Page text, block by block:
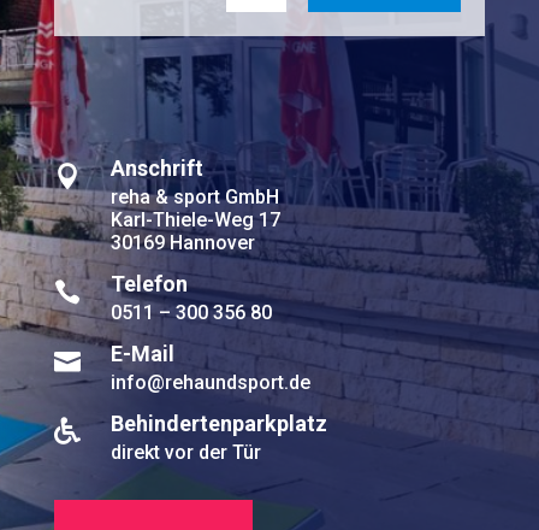
 Anschrift
reha & sport GmbH
Karl-Thiele-Weg 17
30169 Hannover
 Telefon
0511 – 300 356 80
 E-Mail
info@rehaundsport.de
 Behindertenparkplatz
direkt vor der Tür